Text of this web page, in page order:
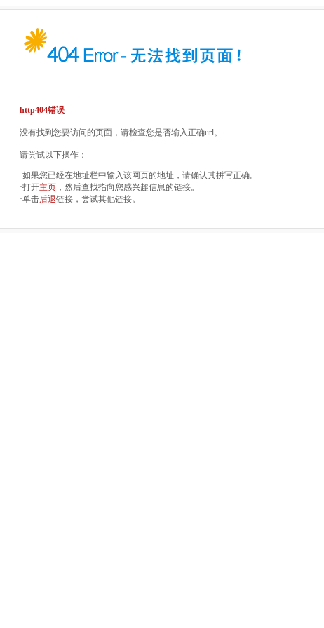
http404错误
没有找到您要访问的页面，请检查您是否输入正确url。
请尝试以下操作：
·如果您已经在地址栏中输入该网页的地址，请确认其拼写正确。
·打开主页 ，然后查找指向您感兴趣信息的链接。
·单击后退链接，尝试其他链接。